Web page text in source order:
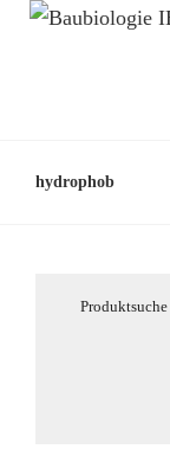
hydrophob
Produktsuche